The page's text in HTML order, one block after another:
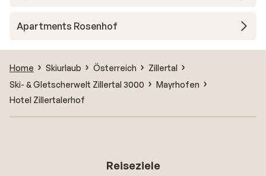
Apartments Rosenhof
Home Skiurlaub Österreich
Zillertal
Ski- & Gletscherwelt Zillertal 3000
Mayrhofen
Hotel Zillertalerhof
Reiseziele